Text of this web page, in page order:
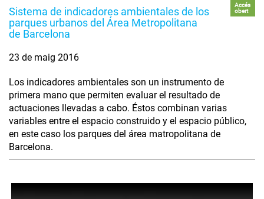
Sistema de indicadores ambientales de los
parques urbanos del Área Metropolitana
de Barcelona
Accés
obert
23 de maig 2016
Los indicadores ambientales son un instrumento de
primera mano que permiten evaluar el resultado de
actuaciones llevadas a cabo. Éstos combinan varias
variables entre el espacio construido y el espacio público,
en este caso los parques del área matropolitana de
Barcelona.